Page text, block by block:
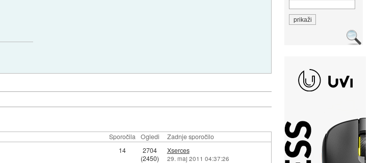
Sporočila Ogledi Zadnje sporočilo
14
2704
(2450)
Xserces
29. maj 2011 04:37:26